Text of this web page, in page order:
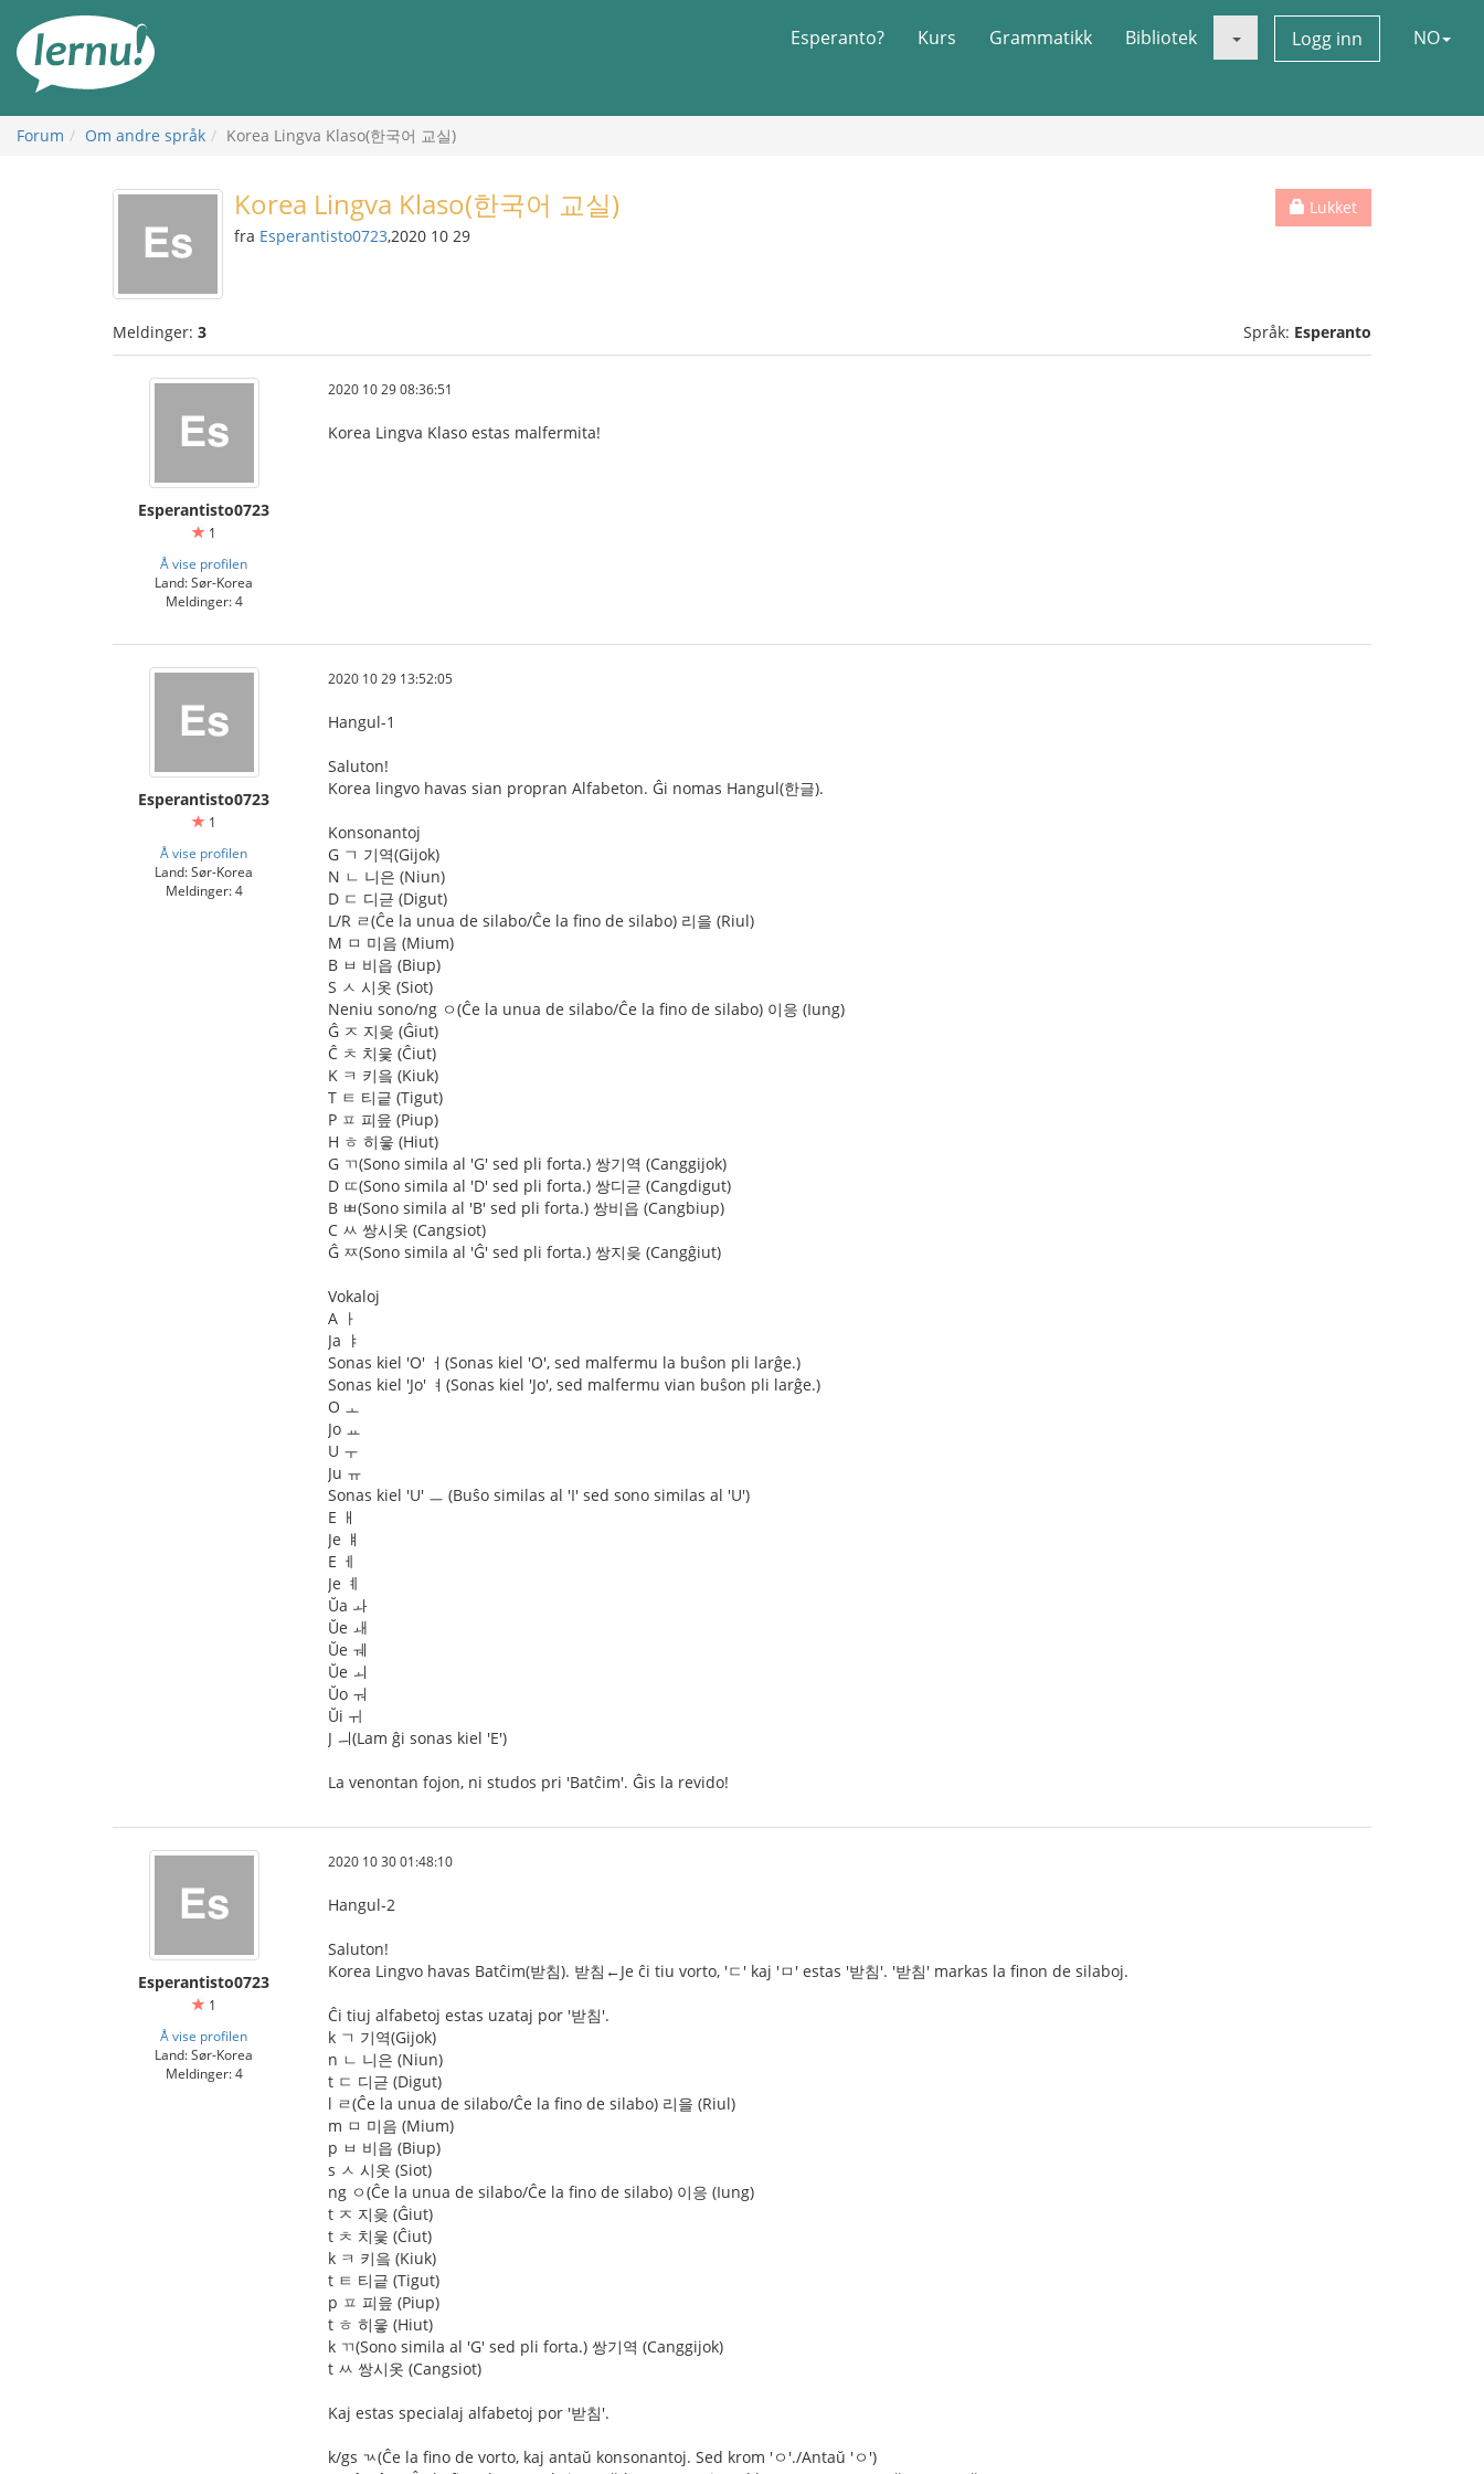
innholdet
Esperanto? Kurs Grammatikk Bibliotek Logg inn NO
Forum Om andre språk Korea Lingva Klaso(한국어 교실)
Lukket
Korea Lingva Klaso(한국어 교실)
fra Esperantisto0723,2020 10 29
Meldinger: 3 Språk: Esperanto
Esperantisto0723
1
Å vise profilen
Land: Sør-Korea
Meldinger: 4
2020 10 29 08:36:51
Korea Lingva Klaso estas malfermita!
Esperantisto0723
1
Å vise profilen
Land: Sør-Korea
Meldinger: 4
2020 10 29 13:52:05
Hangul-1
Saluton!
Korea lingvo havas sian propran Alfabeton. Ĝi nomas Hangul(한글).
Konsonantoj
G ㄱ 기역(Gijok)
N ㄴ 니은 (Niun)
D ㄷ 디귿 (Digut)
L/R ㄹ(Ĉe la unua de silabo/Ĉe la fino de silabo) 리을 (Riul)
M ㅁ 미음 (Mium)
B ㅂ 비읍 (Biup)
S ㅅ 시옷 (Siot)
Neniu sono/ng ㅇ(Ĉe la unua de silabo/Ĉe la fino de silabo) 이응 (Iung)
Ĝ ㅈ 지읒 (Ĝiut)
Ĉ ㅊ 치읓 (Ĉiut)
K ㅋ 키읔 (Kiuk)
T ㅌ 티긑 (Tigut)
P ㅍ 피읖 (Piup)
H ㅎ 히읗 (Hiut)
G ㄲ(Sono simila al 'G' sed pli forta.) 쌍기역 (Canggijok)
D ㄸ(Sono simila al 'D' sed pli forta.) 쌍디귿 (Cangdigut)
B ㅃ(Sono simila al 'B' sed pli forta.) 쌍비읍 (Cangbiup)
C ㅆ 쌍시옷 (Cangsiot)
Ĝ ㅉ(Sono simila al 'Ĝ' sed pli forta.) 쌍지읒 (Cangĝiut)
Vokaloj
A ㅏ
Ja ㅑ
Sonas kiel 'O' ㅓ(Sonas kiel 'O', sed malfermu la buŝon pli larĝe.)
Sonas kiel 'Jo' ㅕ(Sonas kiel 'Jo', sed malfermu vian buŝon pli larĝe.)
O ㅗ
Jo ㅛ
U ㅜ
Ju ㅠ
Sonas kiel 'U' ㅡ (Buŝo similas al 'I' sed sono similas al 'U')
E ㅐ
Je ㅒ
E ㅔ
Je ㅖ
Ŭa ㅘ
Ŭe ㅙ
Ŭe ㅞ
Ŭe ㅚ
Ŭo ㅝ
Ŭi ㅟ
J ㅢ(Lam ĝi sonas kiel 'E')
La venontan fojon, ni studos pri 'Batĉim'. Ĝis la revido!
Esperantisto0723
1
Å vise profilen
Land: Sør-Korea
Meldinger: 4
2020 10 30 01:48:10
Hangul-2
Saluton!
Korea Lingvo havas Batĉim(받침). 받침←Je ĉi tiu vorto, 'ㄷ' kaj 'ㅁ' estas '받침'. '받침' markas la finon de silaboj.
Ĉi tiuj alfabetoj estas uzataj por '받침'.
k ㄱ 기역(Gijok)
n ㄴ 니은 (Niun)
t ㄷ 디귿 (Digut)
l ㄹ(Ĉe la unua de silabo/Ĉe la fino de silabo) 리을 (Riul)
m ㅁ 미음 (Mium)
p ㅂ 비읍 (Biup)
s ㅅ 시옷 (Siot)
ng ㅇ(Ĉe la unua de silabo/Ĉe la fino de silabo) 이응 (Iung)
t ㅈ 지읒 (Ĝiut)
t ㅊ 치읓 (Ĉiut)
k ㅋ 키읔 (Kiuk)
t ㅌ 티긑 (Tigut)
p ㅍ 피읖 (Piup)
t ㅎ 히읗 (Hiut)
k ㄲ(Sono simila al 'G' sed pli forta.) 쌍기역 (Canggijok)
t ㅆ 쌍시옷 (Cangsiot)
Kaj estas specialaj alfabetoj por '받침'.
k/gs ㄳ(Ĉe la fino de vorto, kaj antaŭ konsonantoj. Sed krom 'ㅇ'./Antaŭ 'ㅇ')